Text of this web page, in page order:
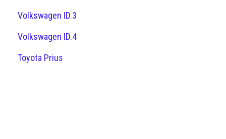
Volkswagen ID.3
Volkswagen ID.4
Toyota Prius